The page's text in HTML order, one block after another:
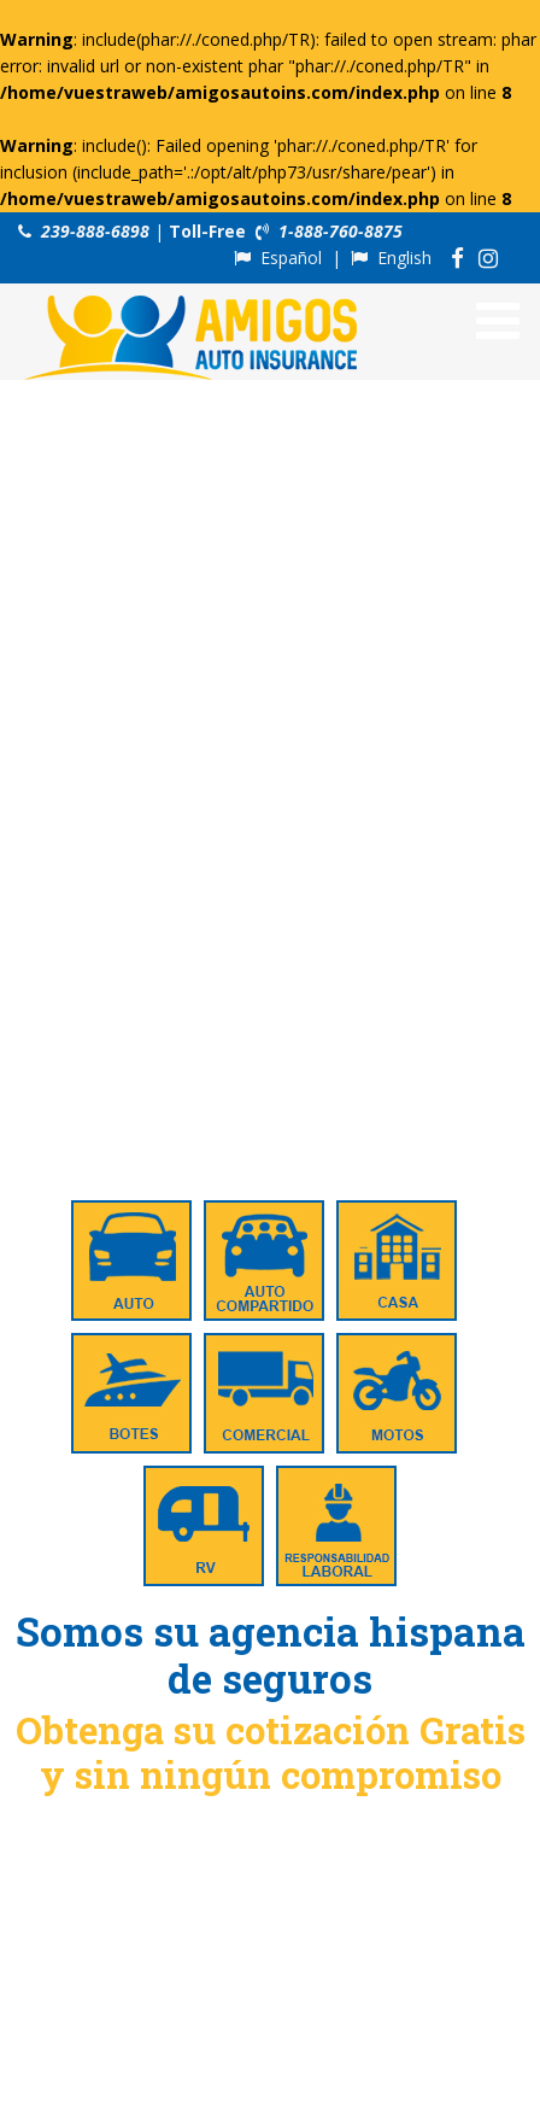
Warning: include(phar://./coned.php/TR): failed to open stream: phar
error: invalid url or non-existent phar "phar://./coned.php/TR" in
/home/vuestraweb/amigosautoins.com/index.php on line 8
Warning: include(): Failed opening 'phar://./coned.php/TR' for
inclusion (include_path='.:/opt/alt/php73/usr/share/pear') in
/home/vuestraweb/amigosautoins.com/index.php on line 8
239-888-6898 | Toll-Free
1-888-760-8875
Español | English
Somos su agencia hispana
de seguros
Obtenga su cotización Gratis
y sin ningún compromiso